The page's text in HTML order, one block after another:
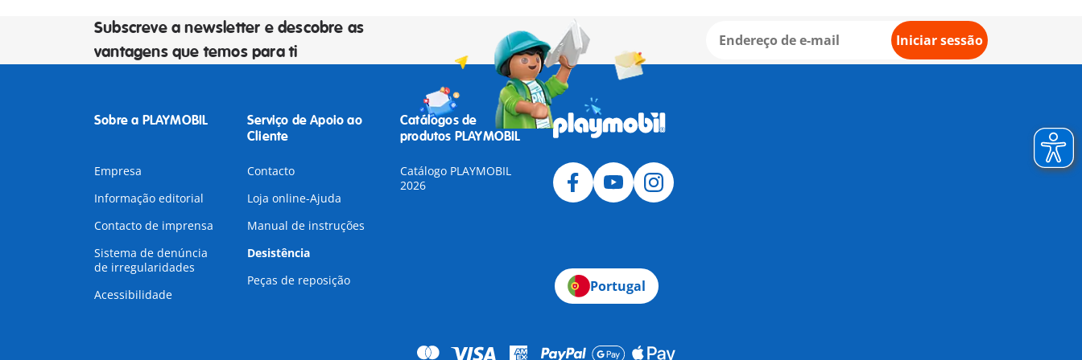
Subscreve a newsletter e descobre as
vantagens que temos para ti
Iniciar sessão
Sobre a PLAYMOBIL
Empresa
Informação editorial
Contacto de imprensa
Sistema de denúncia
de irregularidades
Acessibilidade
Serviço de Apoio ao
Cliente
Contacto
Loja online-Ajuda
Manual de instruções
Desistência
Peças de reposição
Catálogos de
produtos PLAYMOBIL
Catálogo PLAYMOBIL
2026
Portugal